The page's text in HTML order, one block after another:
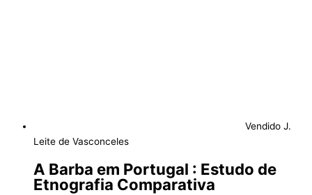
Vendido J.
Leite de Vasconceles
A Barba em Portugal : Estudo de
Etnografia Comparativa